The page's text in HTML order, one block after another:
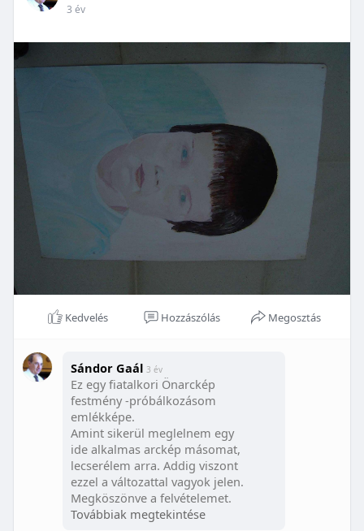
3 év
Kedvelés Hozzászólás Megosztás
Sándor Gaál 3 év
Ez egy fiatalkori Önarckép
festmény -próbálkozásom
emlékképe.
Amint sikerül meglelnem egy
ide alkalmas arckép másomat,
lecserélem arra. Addig viszont
ezzel a változattal vagyok jelen.
Megköszönve a felvételemet.
Nagyon vonzó az első
Továbbiak megtekintése